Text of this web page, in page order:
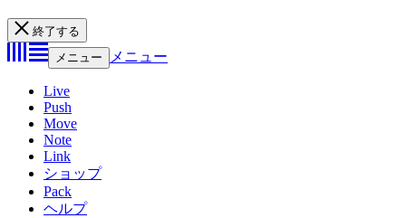
終了する
メニュー
メニュー
Live
Push
Move
Note
Link
ショップ
Pack
ヘルプ